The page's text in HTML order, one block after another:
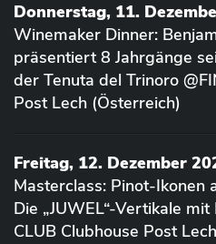
Donnerstag, 11.
Winemaker Dinner:
präsentiert 8 Jahrgänge
der Tenuta del Trinoro
Post Lech (Österreich)
Freitag, 12. Dezember
Masterclass: Pinot-Ikonen
Die „JUWEL“-Vertikale mit
CLUB Clubhouse Post